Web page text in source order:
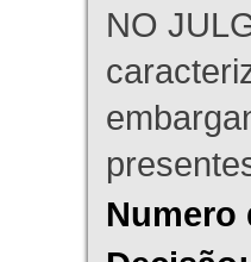
NO
Numero